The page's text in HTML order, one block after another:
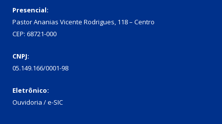
Presencial:
Pastor Ananias Vicente Rodrigues, 118 – Centro
CEP: 68721-000
CNPJ:
05.149.166/0001-98
Eletrônico:
Ouvidoria / e-SIC